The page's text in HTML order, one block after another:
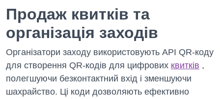
Продаж квитків та
організація заходів
Організатори заходу використовують API QR-коду
для створення QR-кодів для цифрових квитків ,
полегшуючи безконтактний вхід і зменшуючи
шахрайство. Ці коди дозволяють ефективно